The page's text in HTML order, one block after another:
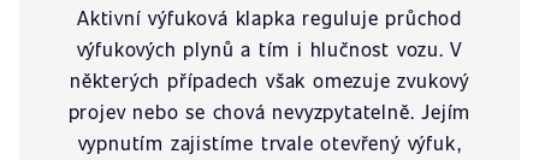
Aktivní výfuková klapka reguluje průchod
výfukových plynů a tím i hlučnost vozu. V
některých případech však omezuje zvukový
projev nebo se chová nevyzpytatelně. Jejím
vypnutím zajistíme trvale otevřený výfuk,